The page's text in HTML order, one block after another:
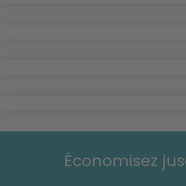
Économisez